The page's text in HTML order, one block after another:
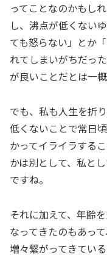
ってことなのかもし
し、沸点が低くない
ても怒らない」とか
れてしまいがちだっ
が良いことだとは一
でも、私も人生を折
低くないことで常日
かってイライラする
かは別として、私と
ですね。
それに加えて、年齢
なってきたのもあっ
増々繋がってきている